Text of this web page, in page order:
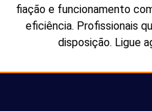
fiação e funcionamento
eficiência. Profissionais
disposição. Ligue